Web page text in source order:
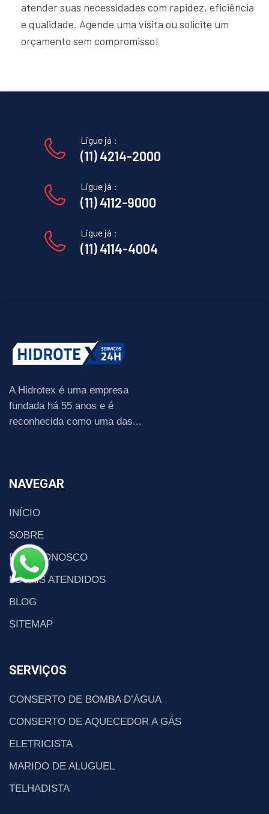
atender suas necessidades com rapidez, eficiência
e qualidade. Agende uma visita ou solicite um
orçamento sem compromisso!
Ligue já :
(11) 4214-2000
Ligue já :
(11) 4112-9000
Ligue já :
(11) 4114-4004
A Hidrotex é uma empresa
fundada há 55 anos e é
reconhecida como uma das...
NAVEGAR
INÍCIO
SOBRE
FALE CONOSCO
LOCAIS ATENDIDOS
BLOG
SITEMAP
SERVIÇOS
CONSERTO DE BOMBA D’ÁGUA
CONSERTO DE AQUECEDOR A GÁS
ELETRICISTA
MARIDO DE ALUGUEL
TELHADISTA